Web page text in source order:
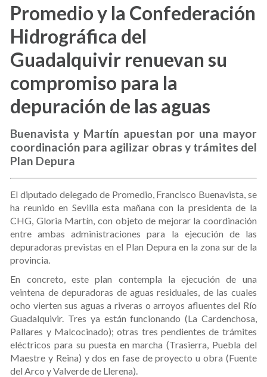
Promedio y la Confederación
Hidrográfica del
Guadalquivir renuevan su
compromiso para la
depuración de las aguas
Buenavista y Martín apuestan por una mayor
coordinación para agilizar obras y trámites del
Plan Depura
El diputado delegado de Promedio, Francisco Buenavista, se
ha reunido en Sevilla esta mañana con la presidenta de la
CHG, Gloria Martín, con objeto de mejorar la coordinación
entre ambas administraciones para la ejecución de las
depuradoras previstas en el Plan Depura en la zona sur de la
provincia.
En concreto, este plan contempla la ejecución de una
veintena de depuradoras de aguas residuales, de las cuales
ocho vierten sus aguas a riveras o arroyos afluentes del Río
Guadalquivir. Tres ya están funcionando (La Cardenchosa,
Pallares y Malcocinado); otras tres pendientes de trámites
eléctricos para su puesta en marcha (Trasierra, Puebla del
Maestre y Reina) y dos en fase de proyecto u obra (Fuente
del Arco y Valverde de Llerena).